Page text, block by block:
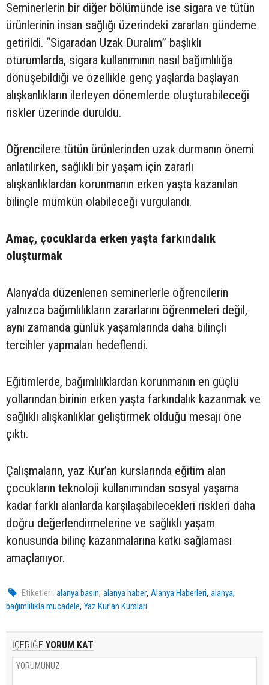
Seminerlerin bir diğer bölümünde ise sigara ve tütün
ürünlerinin insan sağlığı üzerindeki zararları gündeme
getirildi. “Sigaradan Uzak Duralım” başlıklı
oturumlarda, sigara kullanımının nasıl bağımlılığa
dönüşebildiği ve özellikle genç yaşlarda başlayan
alışkanlıkların ilerleyen dönemlerde oluşturabileceği
riskler üzerinde duruldu.
Öğrencilere tütün ürünlerinden uzak durmanın önemi
anlatılırken, sağlıklı bir yaşam için zararlı
alışkanlıklardan korunmanın erken yaşta kazanılan
bilinçle mümkün olabileceği vurgulandı.
Amaç, çocuklarda erken yaşta farkındalık
oluşturmak
Alanya’da düzenlenen seminerlerle öğrencilerin
yalnızca bağımlılıkların zararlarını öğrenmeleri değil,
aynı zamanda günlük yaşamlarında daha bilinçli
tercihler yapmaları hedeflendi.
Eğitimlerde, bağımlılıklardan korunmanın en güçlü
yollarından birinin erken yaşta farkındalık kazanmak ve
sağlıklı alışkanlıklar geliştirmek olduğu mesajı öne
çıktı.
Çalışmaların, yaz Kur’an kurslarında eğitim alan
çocukların teknoloji kullanımından sosyal yaşama
kadar farklı alanlarda karşılaşabilecekleri riskleri daha
doğru değerlendirmelerine ve sağlıklı yaşam
konusunda bilinç kazanmalarına katkı sağlaması
amaçlanıyor.
Etiketler : alanya basın,alanya haber,Alanya Haberleri,alanya,
bağımlılıkla mücadele, Yaz Kur’an Kursları
İÇERİĞE YORUM KAT